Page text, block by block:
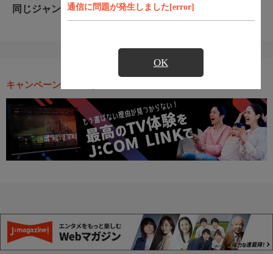
通信に問題が発生しました[error]
OK
同じジャンルのおすすめ番組
キャンペーン・お得な情報